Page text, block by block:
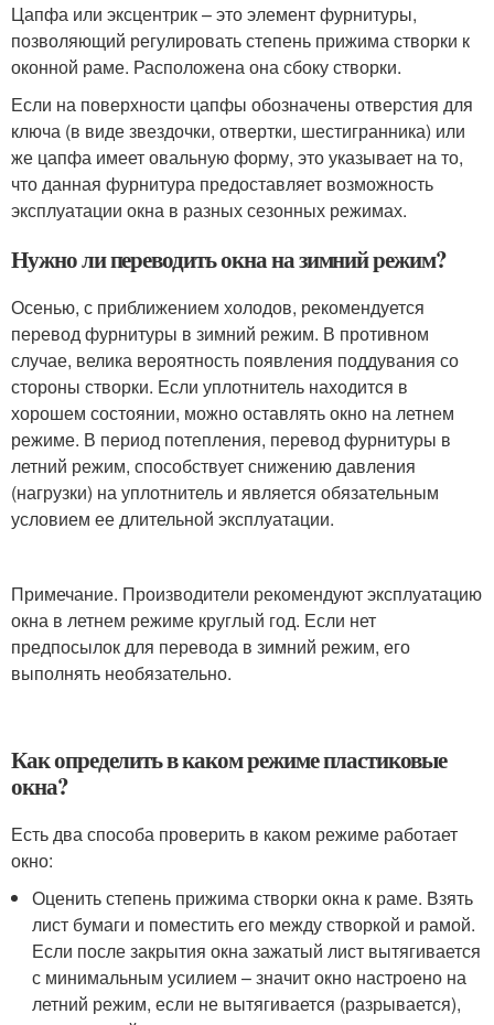
Цапфа или эксцентрик – это элемент фурнитуры,
позволяющий регулировать степень прижима створки к
оконной раме. Расположена она сбоку створки.
Если на поверхности цапфы обозначены отверстия для
ключа (в виде звездочки, отвертки, шестигранника) или
же цапфа имеет овальную форму, это указывает на то,
что данная фурнитура предоставляет возможность
эксплуатации окна в разных сезонных режимах.
Нужно ли переводить окна на зимний режим?
Осенью, с приближением холодов, рекомендуется
перевод фурнитуры в зимний режим. В противном
случае, велика вероятность появления поддувания со
стороны створки. Если уплотнитель находится в
хорошем состоянии, можно оставлять окно на летнем
режиме. В период потепления, перевод фурнитуры в
летний режим, способствует снижению давления
(нагрузки) на уплотнитель и является обязательным
условием ее длительной эксплуатации.
Примечание. Производители рекомендуют эксплуатацию
окна в летнем режиме круглый год. Если нет
предпосылок для перевода в зимний режим, его
выполнять необязательно.
Как определить в каком режиме пластиковые
окна?
Есть два способа проверить в каком режиме работает
окно:
Оценить степень прижима створки окна к раме. Взять
лист бумаги и поместить его между створкой и рамой.
Если после закрытия окна зажатый лист вытягивается
с минимальным усилием – значит окно настроено на
летний режим, если не вытягивается (разрывается),